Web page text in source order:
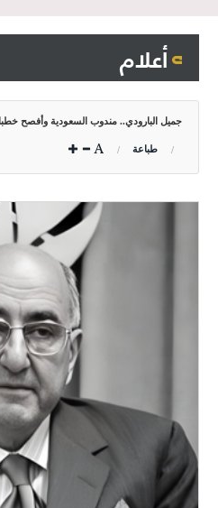
أعلام
جميل البارودي.. مندوب السعودية وأفصح خطباء
طباعة